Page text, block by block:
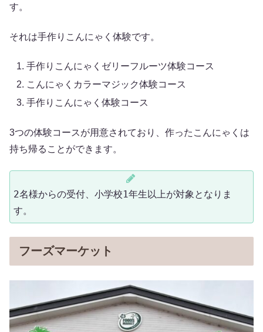
す。
それは手作りこんにゃく体験です。
手作りこんにゃくゼリーフルーツ体験コース
こんにゃくカラーマジック体験コース
手作りこんにゃく体験コース
3つの体験コースが用意されており、作ったこんにゃくは
持ち帰ることができます。
2名様からの受付、小学校1年生以上が対象となりま
す。
フーズマーケット